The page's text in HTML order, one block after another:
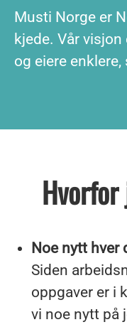
Musti Norge er
kjede. Vår
og eiere
Noe nytt hver
Siden
oppgaver er i
vi noe nytt på